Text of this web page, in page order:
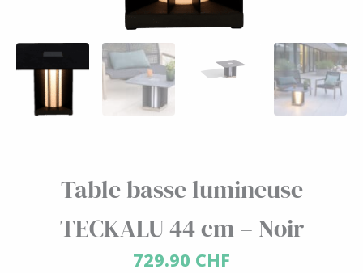
Table basse lumineuse
TECKALU 44 cm – Noir
729.90 CHF